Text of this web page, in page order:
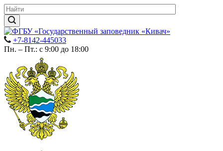
+7-8142-445033
Пн. – Пт.: с 9:00 до 18:00